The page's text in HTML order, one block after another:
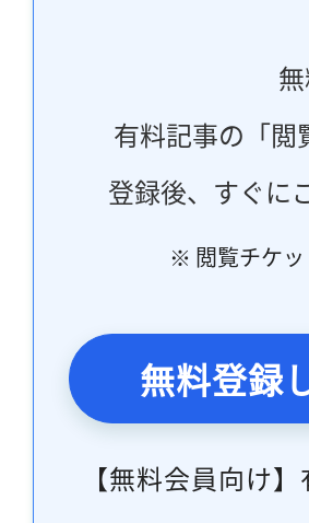
有料記事の「閲
登録後、すぐに
※ 閲覧チケ
無料登録
【無料会員向け